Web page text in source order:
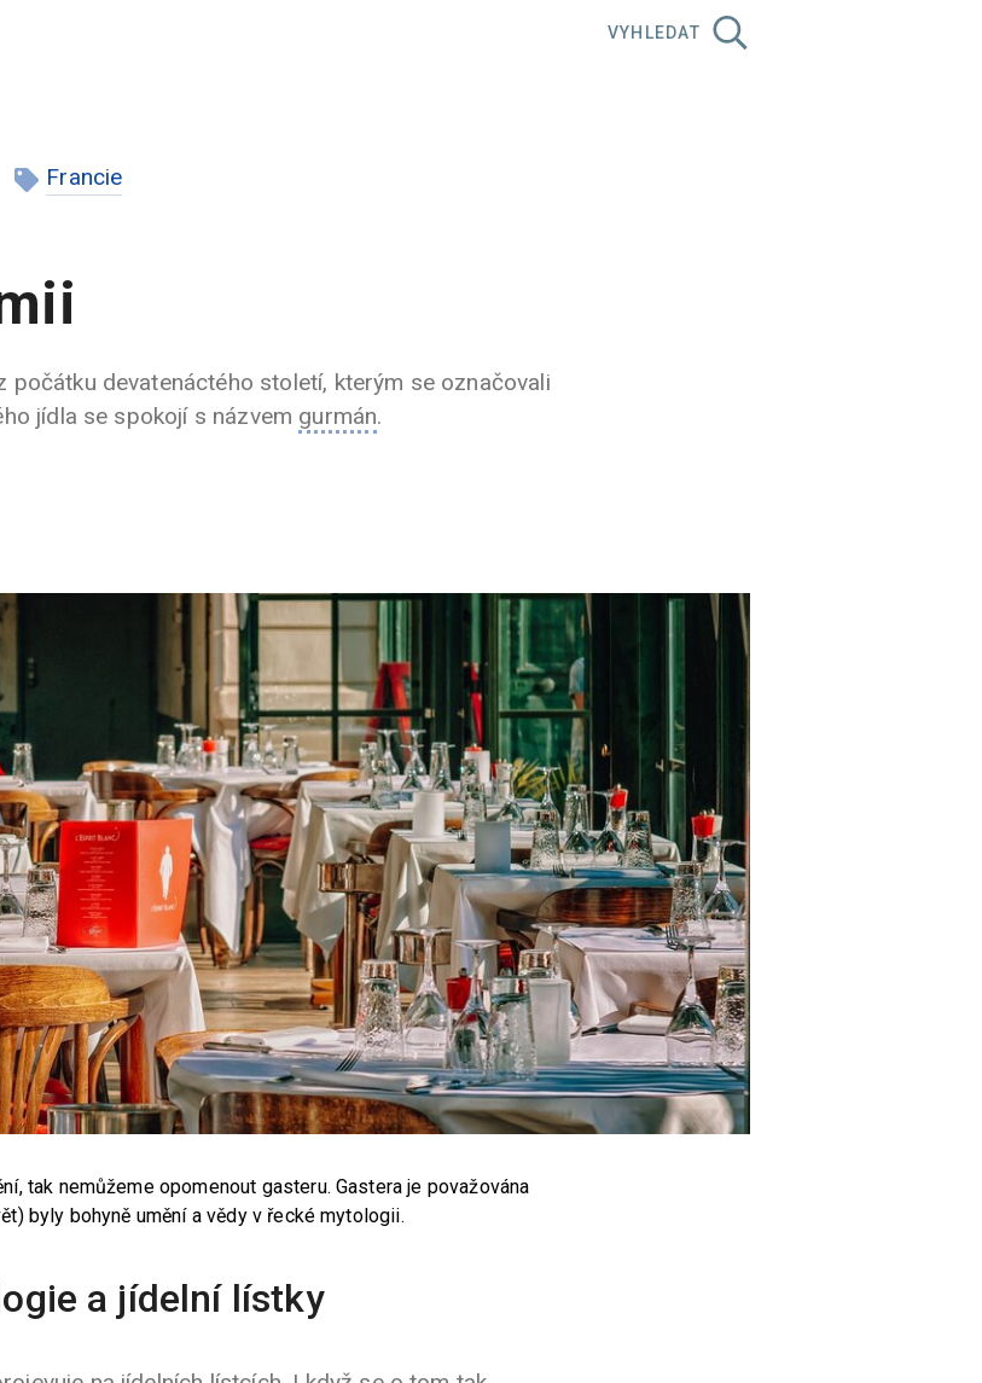
VYHLEDAT
Francie
počátku devatenáctého století, kterým se označovali
jídla se spokojí s názvem gurmán.
tak nemůžeme opomenout gasteru. Gastera je považována
byly bohyně umění a vědy v řecké mytologii.
a jídelní lístky